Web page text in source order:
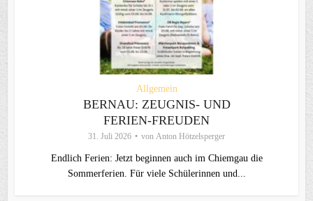
Allgemein
BERNAU: ZEUGNIS- UND
FERIEN-FREUDEN
31. Juli 2026 von Anton Hötzelsperger
Endlich Ferien: Jetzt beginnen auch im Chiemgau die
Sommerferien. Für viele Schülerinnen und...